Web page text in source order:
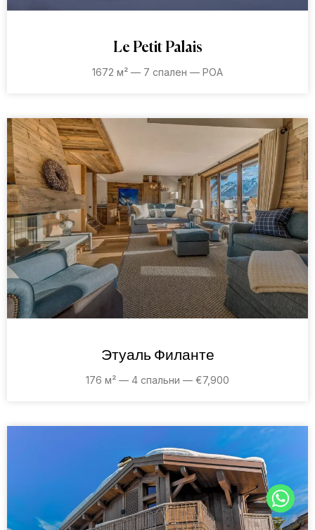
Le Petit Palais
1672 м² — 7 спален — POA
Этуаль Филанте
176 м² — 4 спальни — €7,900